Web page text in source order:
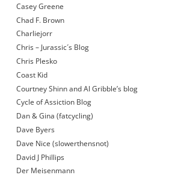
Casey Greene
Chad F. Brown
Charliejorr
Chris – Jurassic´s Blog
Chris Plesko
Coast Kid
Courtney Shinn and Al Gribble’s blog
Cycle of Assiction Blog
Dan & Gina (fatcycling)
Dave Byers
Dave Nice (slowerthensnot)
David J Phillips
Der Meisenmann